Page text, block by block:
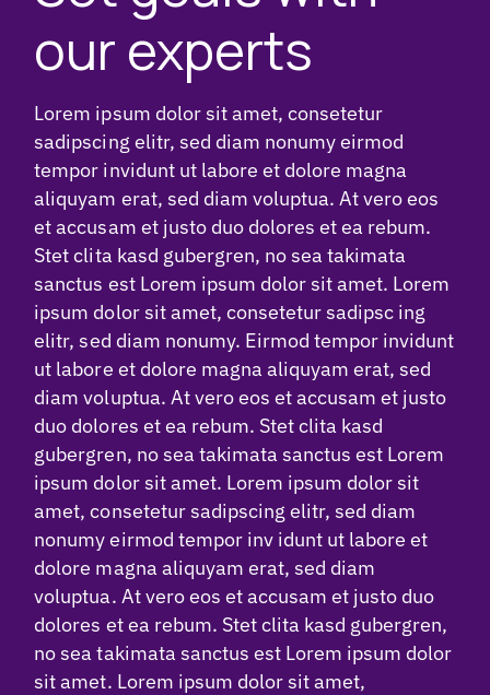
our experts
Lorem ipsum dolor sit amet, consetetur
sadipscing elitr, sed diam nonumy eirmod
tempor invidunt ut labore et dolore magna
aliquyam erat, sed diam voluptua. At vero eos
et accusam et justo duo dolores et ea rebum.
Stet clita kasd gubergren, no sea takimata
sanctus est Lorem ipsum dolor sit amet. Lorem
ipsum dolor sit amet, consetetur sadipsc ing
elitr, sed diam nonumy. Eirmod tempor invidunt
ut labore et dolore magna aliquyam erat, sed
diam voluptua. At vero eos et accusam et justo
duo dolores et ea rebum. Stet clita kasd
gubergren, no sea takimata sanctus est Lorem
ipsum dolor sit amet. Lorem ipsum dolor sit
amet, consetetur sadipscing elitr, sed diam
nonumy eirmod tempor inv idunt ut labore et
dolore magna aliquyam erat, sed diam
voluptua. At vero eos et accusam et justo duo
dolores et ea rebum. Stet clita kasd gubergren,
no sea takimata sanctus est Lorem ipsum dolor
sit amet. Lorem ipsum dolor sit amet,